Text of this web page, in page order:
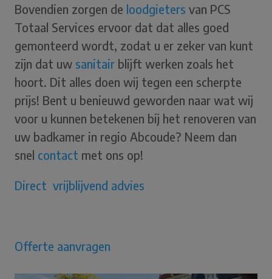
Bovendien zorgen de loodgieters van PCS
Totaal Services ervoor dat dat alles goed
gemonteerd wordt, zodat u er zeker van kunt
zijn dat uw sanitair blijft werken zoals het
hoort. Dit alles doen wij tegen een scherpte
prijs! Bent u benieuwd geworden naar wat wij
voor u kunnen betekenen bij het renoveren van
uw badkamer in regio Abcoude? Neem dan
snel contact met ons op!
Direct vrijblijvend advies
Offerte aanvragen